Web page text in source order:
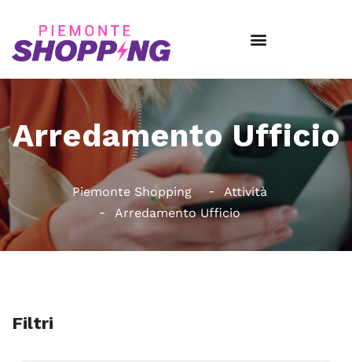
Arredamento Ufficio
Piemonte Shopping
Attività
Arredamento Ufficio
Filtri